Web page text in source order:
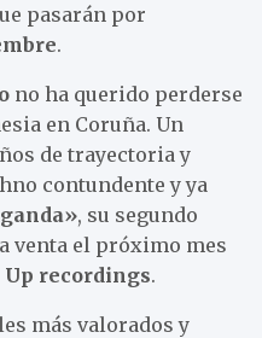
pasarán por
.
no ha querido perderse
en Coruña. Un
de trayectoria y
contundente y ya
, su segundo
venta el próximo mes
Up recordings.
más valorados y